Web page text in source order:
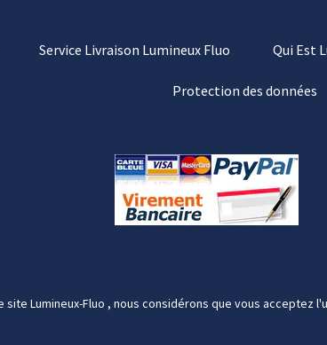
Service Livraison Lumineux Fluo Qui Est
Protection des données
Lumineux-Fluo , nous considérons que vous acceptez